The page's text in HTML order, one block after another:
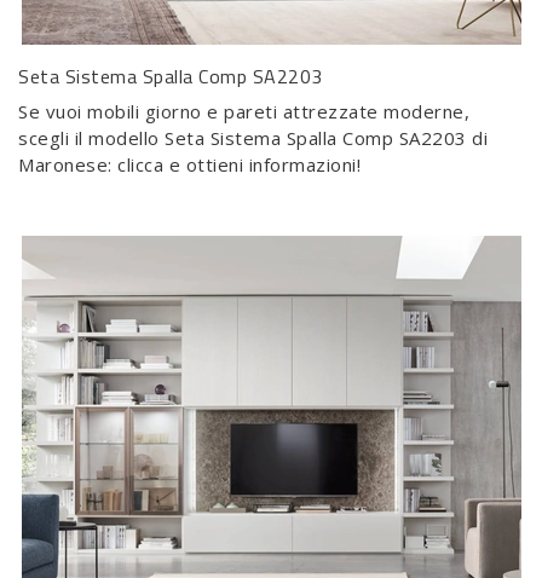
Seta Sistema Spalla Comp SA2203
Se vuoi mobili giorno e pareti attrezzate moderne,
scegli il modello Seta Sistema Spalla Comp SA2203 di
Maronese: clicca e ottieni informazioni!